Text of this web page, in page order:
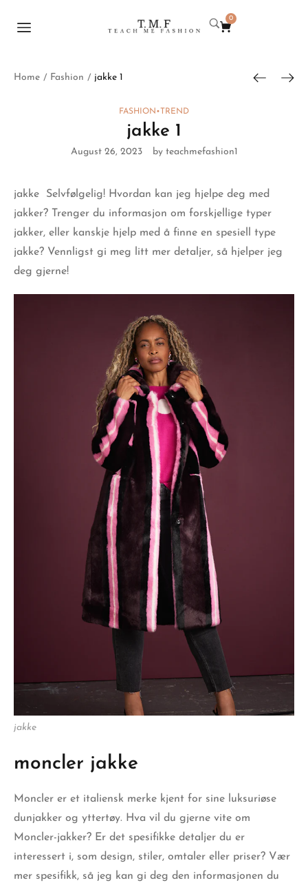
0
Home / Fashion / jakke 1
FASHION •TREND
jakke 1
August 26, 2023 by teachmefashion1
jakke Selvfølgelig! Hvordan kan jeg hjelpe deg med
jakker? Trenger du informasjon om forskjellige typer
jakker, eller kanskje hjelp med å finne en spesiell type
jakke? Vennligst gi meg litt mer detaljer, så hjelper jeg
deg gjerne!
jakke
moncler jakke
Moncler er et italiensk merke kjent for sine luksuriøse
dunjakker og yttertøy. Hva vil du gjerne vite om
Moncler-jakker? Er det spesifikke detaljer du er
interessert i, som design, stiler, omtaler eller priser? Vær
mer spesifikk, så jeg kan gi deg den informasjonen du